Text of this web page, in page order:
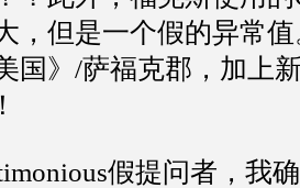
，但是一个假的异常
国》/萨福克郡，加上
假提问者，我